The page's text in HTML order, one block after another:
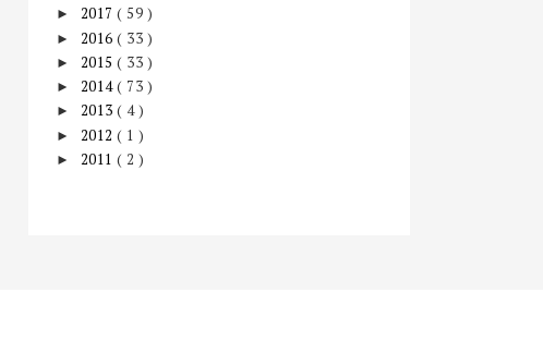
► 2017 ( 59 )
► 2016 ( 33 )
► 2015 ( 33 )
► 2014( 73 )
► 2013 ( 4 )
► 2012 ( 1 )
► 2011 ( 2 )